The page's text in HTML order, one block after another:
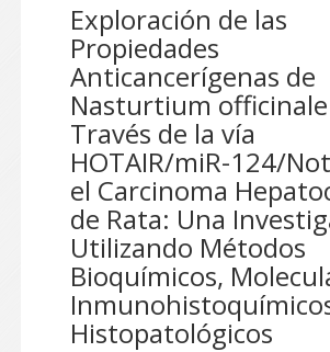
Exploración de las
Propiedades
Anticancerígenas de
Nasturtium officinale
Través de la vía
HOTAIR/miR-124/
el Carcinoma
de Rata: Una
Utilizando Métodos
Bioquímicos,
Histopatológicos